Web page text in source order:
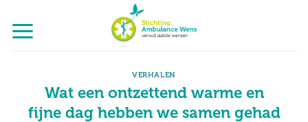
naar
inhoud
VERHALEN
Wat een ontzettend warme en
fijne dag hebben we samen gehad